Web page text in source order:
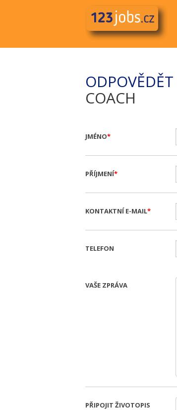
COACH
JMÉNO
PŘÍJMENÍ
KONTAKTNÍ E-MAIL
TELEFON
VAŠE ZPRÁVA
PŘIPOJIT ŽIVOTOPIS